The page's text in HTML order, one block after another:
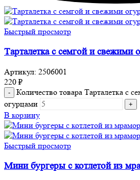
Быстрый просмотр
Тарталетка с семгой и свежими
Артикул: 2506001
220 ₽
Количество товара Тарталетка с
огурцами
В корзину
Быстрый просмотр
Мини бургеры с котлетой из